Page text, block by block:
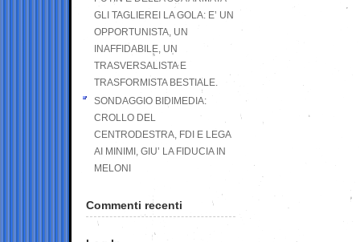
GLI TAGLIEREI LA GOLA: E’ UN
OPPORTUNISTA, UN
INAFFIDABILE, UN
TRASVERSALISTA E
TRASFORMISTA BESTIALE.
SONDAGGIO BIDIMEDIA:
CROLLO DEL
CENTRODESTRA, FDI E LEGA
AI MINIMI, GIU’ LA FIDUCIA IN
MELONI
Commenti recenti